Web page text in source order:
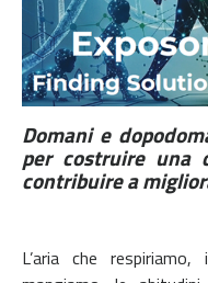
Domani e
per costruire una
contribuire a
L’aria che